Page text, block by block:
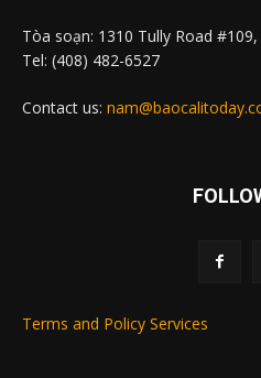
Tòa soạn: 1310 Tully Road #109,
Tel: (408) 482-6527
Contact us:
Terms and Policy Services